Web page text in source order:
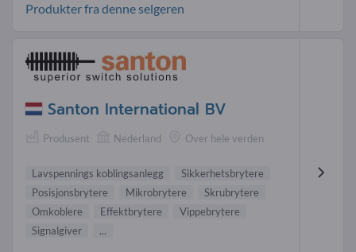
Produkter fra denne selgeren
Santon International BV
Produsent Nederland Over hele verden
Lavspennings koblingsanlegg
Sikkerhetsbrytere
Posisjonsbrytere
Mikrobrytere
Skrubrytere
Omkoblere
Effektbrytere
Vippebrytere
Signalgiver
...